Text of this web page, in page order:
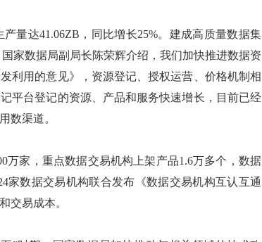
达41.06ZB，同比增长25%。建成高质量数据集
家数据局副局长陈荣辉介绍，我们加快推进数据资
利用的意见》，资源登记、授权运营、价格机制相
平台登记的资源、产品和服务快速增长，目前已经
数渠道。
家，重点数据交易机构上架产品1.6万多个，数据
家数据交易机构联合发布《数据交易机构互认互通
交易成本。